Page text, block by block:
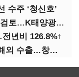
수주 ‘청신호’
미, 폴리실리콘 최저가격제·관세 검토…K태양광 입지 확대 기대
년비 126.8%↑
두산퓨얼셀, SOFC 핵심부품 첫 해외 수출…창사 이래 최대 규모